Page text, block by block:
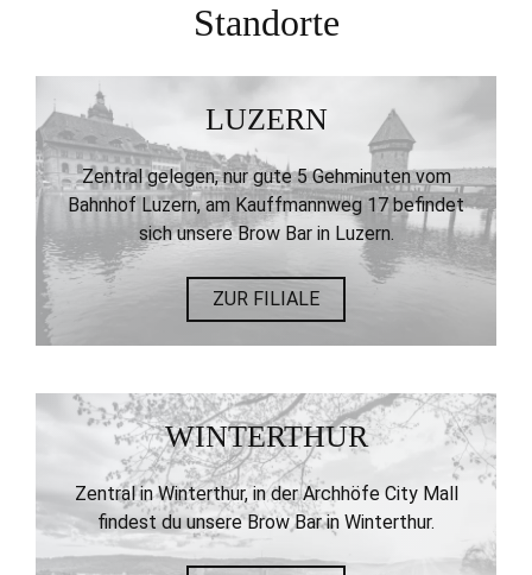
Standorte
LUZERN
Zentral gelegen, nur gute 5 Gehminuten vom
Bahnhof Luzern, am Kauffmannweg 17 befindet
sich unsere Brow Bar in Luzern.
ZUR FILIALE
WINTERTHUR
Zentral in Winterthur, in der Archhöfe City Mall
findest du unsere Brow Bar in Winterthur.